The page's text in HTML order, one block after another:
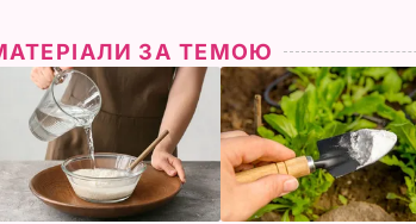
ЗА ТЕМОЮ